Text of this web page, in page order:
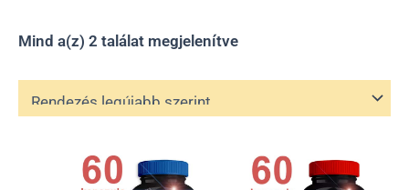
Mind a(z) 2 találat megjelenítveSorted